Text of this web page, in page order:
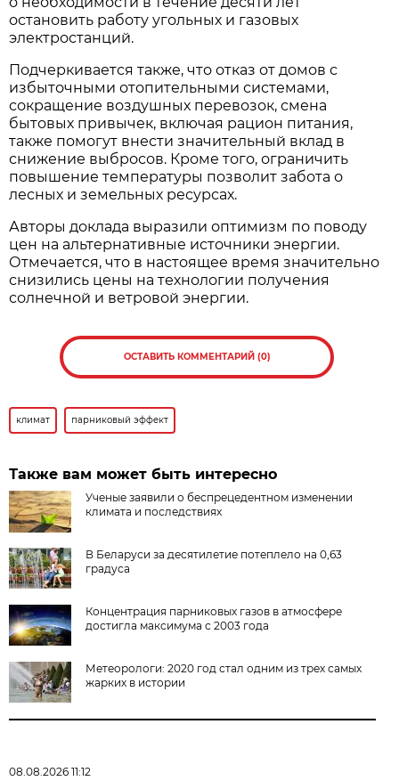
остановить работу угольных и газовых
электростанций.
Подчеркивается также, что отказ от домов с
избыточными отопительными системами,
сокращение воздушных перевозок, смена
бытовых привычек, включая рацион питания,
также помогут внести значительный вклад в
снижение выбросов. Кроме того, ограничить
повышение температуры позволит забота о
лесных и земельных ресурсах.
Авторы доклада выразили оптимизм по поводу
цен на альтернативные источники энергии.
Отмечается, что в настоящее время значительно
снизились цены на технологии получения
солнечной и ветровой энергии.
ОСТАВИТЬ КОММЕНТАРИЙ (0)
климат парниковый эффект
Также вам может быть интересно
Ученые заявили о беспрецедентном изменении
климата и последствиях
В Беларуси за десятилетие потеплело на 0,63
градуса
Концентрация парниковых газов в атмосфере
достигла максимума с 2003 года
Метеорологи: 2020 год стал одним из трех самых
жарких в истории
08.08.2026 11:12